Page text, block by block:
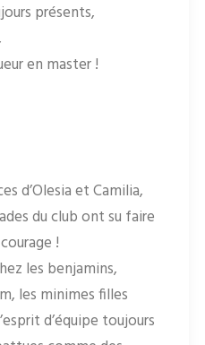
présents,
en master !
d’Olesia et Camilia,
du club ont su faire
!
les benjamins,
les minimes filles
d’équipe toujours